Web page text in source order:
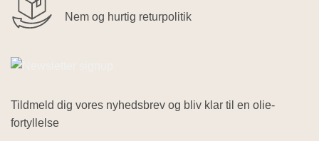
Nem og hurtig returpolitik
Tildmeld dig vores nyhedsbrev og bliv klar til en olie-
fortyllelse